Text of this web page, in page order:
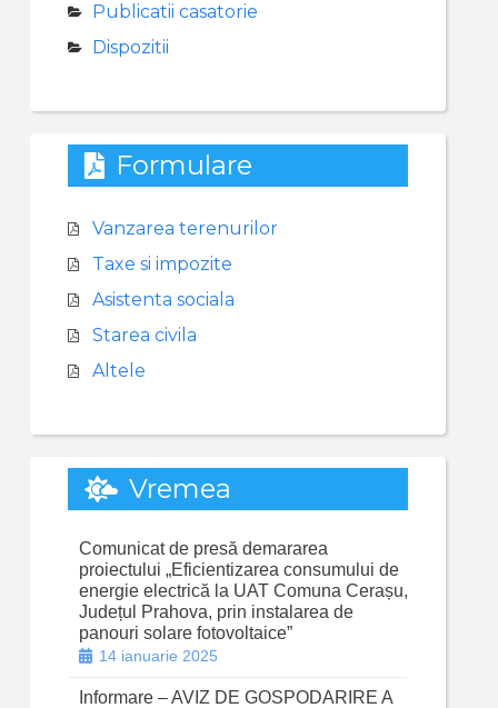
Publicatii casatorie
Dispozitii
Formulare
Vanzarea terenurilor
Taxe si impozite
Asistenta sociala
Starea civila
Altele
Vremea
Comunicat de presă demararea
proiectului „Eficientizarea consumului de
energie electrică la UAT Comuna Cerașu,
Județul Prahova, prin instalarea de
panouri solare fotovoltaice”
14 ianuarie 2025
Informare – AVIZ DE GOSPODARIRE A